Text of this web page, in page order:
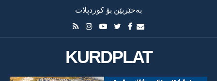
بەخێربێن بۆ کوردپلات
KURDPLAT